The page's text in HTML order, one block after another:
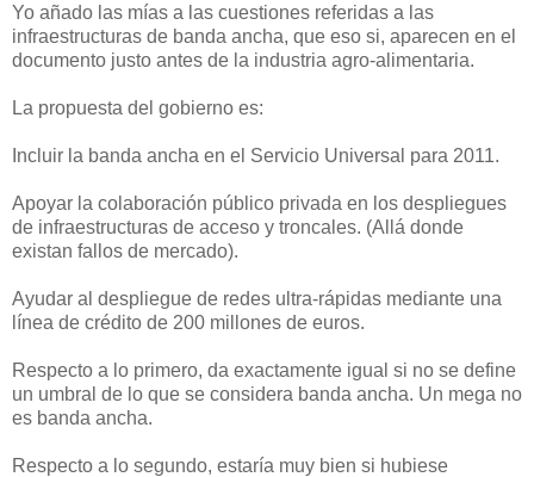
Yo añado las mías a las cuestiones referidas a las
infraestructuras de banda ancha, que eso si, aparecen en el
documento justo antes de la industria agro-alimentaria.
La propuesta del gobierno es:
Incluir la banda ancha en el Servicio Universal para 2011.
Apoyar la colaboración público privada en los despliegues
de infraestructuras de acceso y troncales. (Allá donde
existan fallos de mercado).
Ayudar al despliegue de redes ultra-rápidas mediante una
línea de crédito de 200 millones de euros.
Respecto a lo primero, da exactamente igual si no se define
un umbral de lo que se considera banda ancha. Un mega no
es banda ancha.
Respecto a lo segundo, estaría muy bien si hubiese